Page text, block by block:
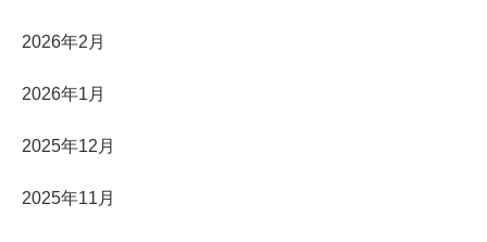
2026年2月
2026年1月
2025年12月
2025年11月